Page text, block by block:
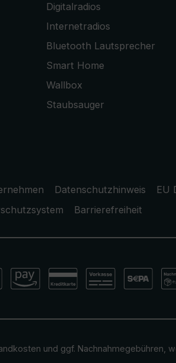
Digitalradios
Internetradios
Bluetooth Lautsprecher
Smart Home
Wallbox
Staubsauger
Datenschutzhinweis EU
Barrierefreiheit
und ggf. Nachnahmegebühren,